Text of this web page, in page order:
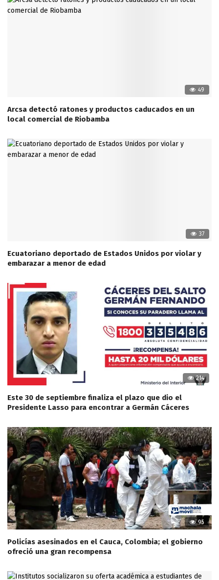
49
Arcsa detectó ratones y productos caducados en un
local comercial de Riobamba
37
Ecuatoriano deportado de Estados Unidos por violar y
embarazar a menor de edad
214
Este 30 de septiembre finaliza el plazo que dio el
Presidente Lasso para encontrar a Germán Cáceres
95
Policías asesinados en el Cauca, Colombia; el gobierno
ofreció una gran recompensa